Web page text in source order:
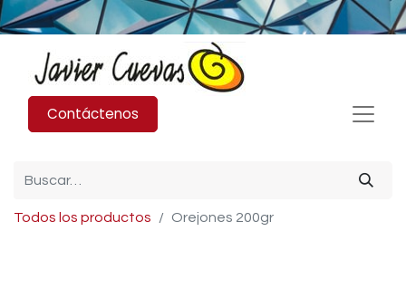
Contáctenos
Todos los productos Orejones 200gr